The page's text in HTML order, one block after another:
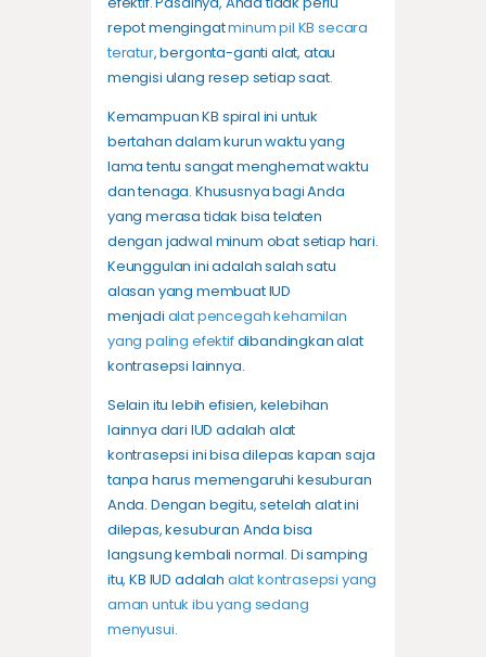
repot mengingatminum pil KB secara
teratur, bergonta-ganti alat, atau
mengisi ulang resep setiap saat.
Kemampuan KB spiral ini untuk
bertahan dalam kurun waktu yang
lama tentu sangat menghemat waktu
dan tenaga. Khususnya bagi Anda
yang merasa tidak bisa telaten
dengan jadwal minum obat setiap hari.
Keunggulan ini adalah salah satu
alasan yang membuat IUD
menjadi alat pencegah kehamilan
yang paling efektifdibandingkan alat
kontrasepsi lainnya.
Selain itu lebih efisien, kelebihan
lainnya dari IUD adalah alat
kontrasepsi ini bisa dilepas kapan saja
tanpa harus memengaruhi kesuburan
Anda. Dengan begitu, setelah alat ini
dilepas, kesuburan Anda bisa
langsung kembali normal. Di samping
itu, KB IUD adalah alat kontrasepsi yang
aman untuk ibu yang sedang
menyusui.